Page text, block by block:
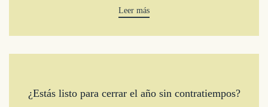
Leer más
¿Estás listo para cerrar el año sin contratiempos?